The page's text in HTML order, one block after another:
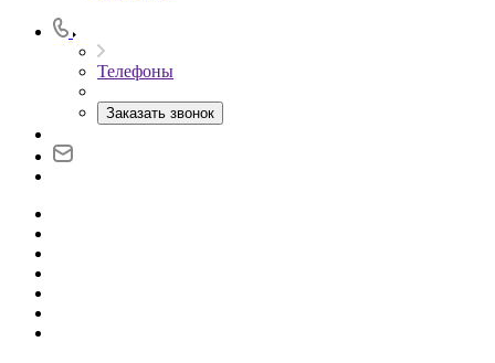
Телефоны
Заказать звонок